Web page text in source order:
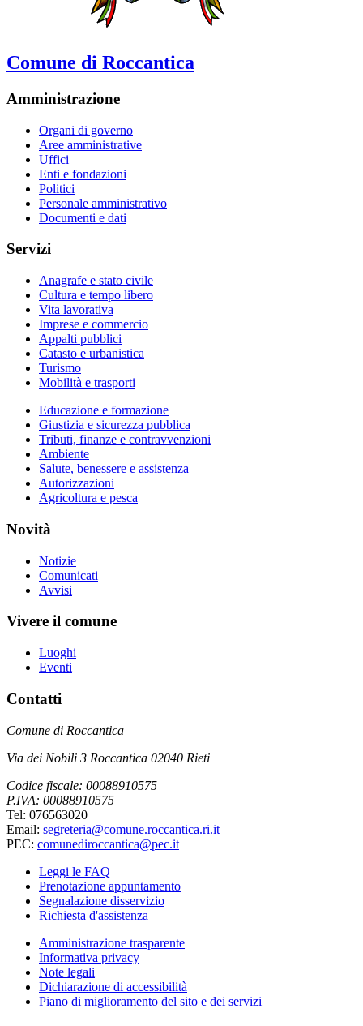
Comune di Roccantica
Amministrazione
Organi di governo
Aree amministrative
Uffici
Enti e fondazioni
Politici
Personale amministrativo
Documenti e dati
Servizi
Anagrafe e stato civile
Cultura e tempo libero
Vita lavorativa
Imprese e commercio
Appalti pubblici
Catasto e urbanistica
Turismo
Mobilità e trasporti
Educazione e formazione
Giustizia e sicurezza pubblica
Tributi, finanze e contravvenzioni
Ambiente
Salute, benessere e assistenza
Autorizzazioni
Agricoltura e pesca
Novità
Notizie
Comunicati
Avvisi
Vivere il comune
Luoghi
Eventi
Contatti
Comune di Roccantica
Via dei Nobili 3 Roccantica 02040 Rieti
Codice fiscale: 00088910575
P.IVA: 00088910575
Tel: 076563020
Email: segreteria@comune.roccantica.ri.it
PEC: comunediroccantica@pec.it
Leggi le FAQ
Prenotazione appuntamento
Segnalazione disservizio
Richiesta d'assistenza
Amministrazione trasparente
Informativa privacy
Note legali
Dichiarazione di accessibilità
Piano di miglioramento del sito e dei servizi